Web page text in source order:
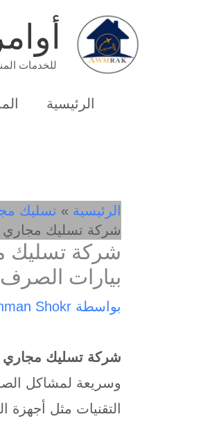
للخدمات
الرئيسية
الرئيسية
تسليك
شركة تسليك مجاري برابغ للايجار 01032650790
بيارات
بواسطة Shokr
شركة تسليك مجاري
وسريعة لمشاكل
التقنيات مثل أجهزة